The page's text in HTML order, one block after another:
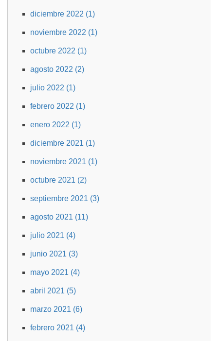
diciembre 2022 (1)
noviembre 2022 (1)
octubre 2022 (1)
agosto 2022 (2)
julio 2022 (1)
febrero 2022 (1)
enero 2022 (1)
diciembre 2021 (1)
noviembre 2021 (1)
octubre 2021 (2)
septiembre 2021 (3)
agosto 2021 (11)
julio 2021 (4)
junio 2021 (3)
mayo 2021 (4)
abril 2021 (5)
marzo 2021 (6)
febrero 2021 (4)